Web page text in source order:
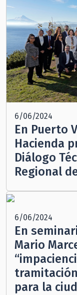
6/06/2024
En Puerto
Hacienda
Diálogo
Regional
6/06/2024
En
Mario
para la